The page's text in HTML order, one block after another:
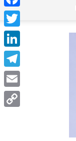
Facebook
Twitter
LinkedIn
Telegram
Email